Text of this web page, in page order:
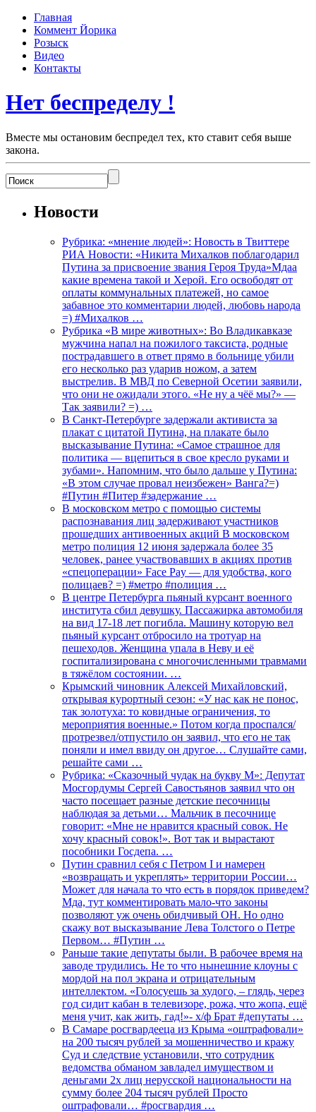
Главная
Коммент Йорика
Розыск
Видео
Контакты
Нет беспределу !
Вместе мы остановим беспредел тех, кто ставит себя выше
закона.
Новости
Рубрика: «мнение людей»: Новость в Твиттере
РИА Новости: «Никита Михалков поблагодарил
Путина за присвоение звания Героя Труда»Мдаа
какие времена такой и Херой. Его освободят от
оплаты коммунальных платежей, но самое
забавное это комментарии людей, любовь народа
=) #Михалков …
Рубрика «В мире животных»: Во Владикавказе
мужчина напал на пожилого таксиста, родные
пострадавшего в ответ прямо в больнице убили
его несколько раз ударив ножом, а затем
выстрелив. В МВД по Северной Осетии заявили,
что они не ожидали этого. «Не ну а чёё мы?» —
Так заявили? =) …
В Санкт-Петербурге задержали активиста за
плакат с цитатой Путина, на плакате было
высказывание Путина: «Самое страшное для
политика — вцепиться в свое кресло руками и
зубами». Напомним, что было дальше у Путина:
«В этом случае провал неизбежен» Ванга?=)
#Путин #Питер #задержание …
В московском метро с помощью системы
распознавания лиц задерживают участников
прошедших антивоенных акций В московском
метро полиция 12 июня задержала более 35
человек, ранее участвовавших в акциях против
«спецоперации» Face Pay — для удобства, кого
полицаев? =) #метро #полиция …
В центре Петербурга пьяный курсант военного
института сбил девушку. Пассажирка автомобиля
на вид 17-18 лет погибла. Машину которую вел
пьяный курсант отбросило на тротуар на
пешеходов. Женщина упала в Неву и её
госпитализирована с многочисленными травмами
в тяжёлом состоянии. …
Крымский чиновник Алексей Михайловский,
открывая курортный сезон: «У нас как не понос,
так золотуха: то ковидные ограничения, то
мероприятия военные.» Потом когда проспался/
протрезвел/отпустило он заявил, что его не так
поняли и имел ввиду он другое… Слушайте сами,
решайте сами …
Рубрика: «Сказочный чудак на букву М»: Депутат
Мосгордумы Сергей Савостьянов заявил что он
часто посещает разные детские песочницы
наблюдая за детьми… Мальчик в песочнице
говорит: «Мне не нравится красный совок. Не
хочу красный совок!». Вот так и вырастают
пособники Госдепа. …
Путин сравнил себя с Петром I и намерен
«возвращать и укреплять» территории России…
Может для начала то что есть в порядок приведем?
Мда, тут комментировать мало-что законы
позволяют уж очень обидчивый ОН. Но одно
скажу вот высказывание Лева Толстого о Петре
Первом… #Путин …
Раньше такие депутаты были. В рабочее время на
заводе трудились. Не то что нынешние клоуны с
мордой на пол экрана и отрицательным
интеллектом. «Голосуешь за худого, – глядь, через
год сидит кабан в телевизоре, рожа, что жопа, ещё
меня учит, как жить, гад!»- х/ф Брат #депутаты …
В Самаре росгвардееца из Крыма «оштрафовали»
на 200 тысяч рублей за мошенничество и кражу
Суд и следствие установили, что сотрудник
ведомства обманом завладел имуществом и
деньгами 2х лиц нерусской национальности на
сумму более 204 тысяч рублей Просто
оштрафовали… #росгвардия …